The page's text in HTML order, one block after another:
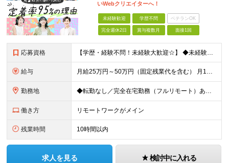
いWebクリエイターへ！
未経験歓迎 学歴不問 ベテランOK
完全週休2日 賞与複数月 面接1回
応募資格 【学歴・経験不問！未経験大歓迎☆】 ◆未経験からWebクリエイターとして働いてみたい方 ◆第二新卒・ブランクのある方も大歓迎！ ※学歴・知識・経験は一切問いません！ 「意欲・人柄」重視の採用です！
給与 月給25万円～50万円（固定残業代を含む） 月1万7314円／10時間を支給いたします。 超過分は別途支給いたします。 >>研修期間中給与 月給22万円～50万円（固定残業代を含む） 月3082円/
勤務地 ◆転勤なし／完全在宅勤務（フルリモート）あり！ 東京・神奈川・埼玉・千葉の各プロジェクト先 ◎転勤はありません。 ◎プロジェクト先は希望を考慮して決定します。 ◎リモート・在宅が可能な案件もご用意
働き方 リモートワークがメイン
残業時間 10時間以内
求人を見る 検討中に入れる